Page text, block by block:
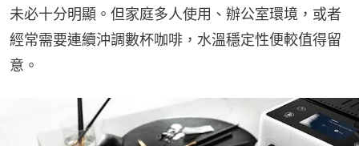
未必十分明顯。但家庭多人使用、辦公室環境，或者
經常需要連續沖調數杯咖啡，水溫穩定性便較值得留
意。